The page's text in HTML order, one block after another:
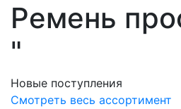
Ремень
"
Новые поступления
Смотреть весь ассортимент